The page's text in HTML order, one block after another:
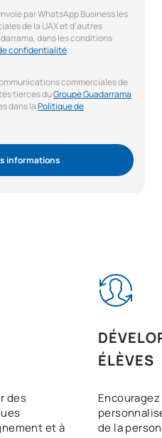
par WhatsApp Business les
de la UAX et d'autres
dans les conditions
confidentialité.
commerciales de
tierces duGroupe Guadarrama
dans laPolitique de
informations
des
et à
ÉLÈVES
de la